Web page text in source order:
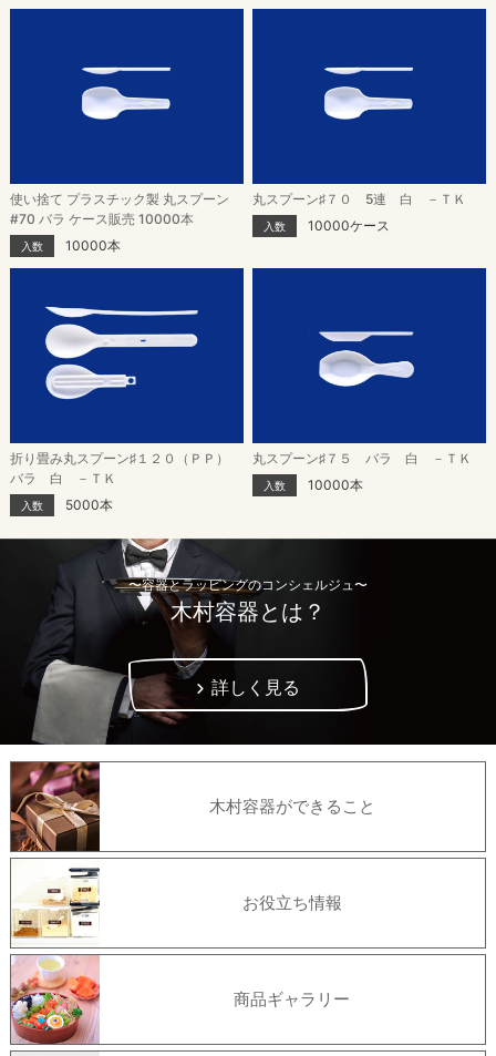
使い捨て プラスチック製 丸スプーン
#70 バラ ケース販売 10000本
入数 10000本
丸スプーン♯７０ 5連 白 －ＴＫ
入数 10000ケース
折り畳み丸スプーン♯１２０（ＰＰ）
バラ 白 －ＴＫ
入数 5000本
丸スプーン♯７５ バラ 白 －ＴＫ
入数 10000本
〜容器とラッピングのコンシェルジュ〜
木村容器とは？
詳しく見る
木村容器ができること
お役立ち情報
商品ギャラリー